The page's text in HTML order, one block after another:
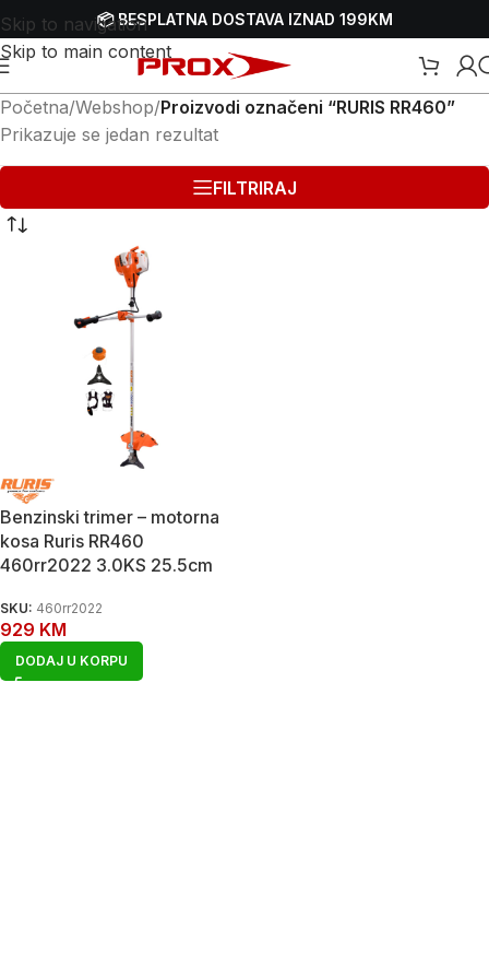
Skip to navigation
Skip to main content
📦 BESPLATNA DOSTAVA IZNAD 199KM
Početna/Webshop/Proizvodi označeni “RURIS RR460”
Prikazuje se jedan rezultat
FILTRIRAJ
Benzinski trimer – motorna
kosa Ruris RR460
460rr2022 3.0KS 25.5cm
SKU: 460rr2022
929 KM
DODAJ U KORPU